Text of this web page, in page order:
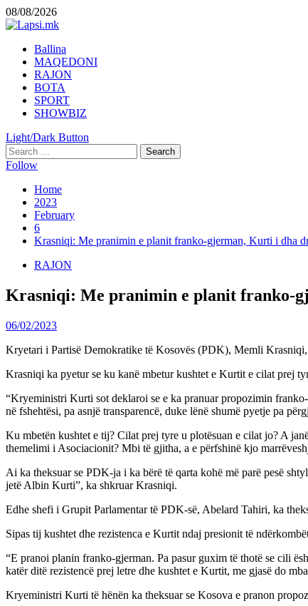
Skip
to
08/08/2026
Primary
Menu
Ballina
MAQEDONI
RAJON
BOTA
SPORT
SHOWBIZ
Light/Dark Button
Search
for:
Follow
Home
2023
February
6
Krasniqi: Me pranimin e planit franko-gjerman, Kurti i dha
RAJON
Krasniqi: Me pranimin e planit franko-
06/02/2023
Kryetari i Partisë Demokratike të Kosovës (PDK), Memli
Krasniqi ka pyetur se ku kanë mbetur kushtet e Kurtit e cilat prej
“Kryeministri Kurti sot deklaroi se e ka pranuar propozimin
në fshehtësi, pa asnjë transparencë, duke lënë shumë pyetje pa
Ku mbetën kushtet e tij? Cilat prej tyre u plotësuan e cilat jo? A
themelimi i Asociacionit? Mbi të gjitha, a e përfshinë kjo
Ai ka theksuar se PDK-ja i ka bërë të qarta kohë më parë pesë
jetë Albin Kurti”, ka shkruar Krasniqi.
Edhe shefi i Grupit Parlamentar të PDK-së, Abelard Tahiri, ka
Sipas tij kushtet dhe rezistenca e Kurtit ndaj presionit të
“E pranoi planin franko-gjerman. Pa pasur guxim të thotë se cili
katër ditë rezistencë prej letre dhe kushtet e Kurtit, me gjasë do
Kryeministri Kurti të hënën ka theksuar se Kosova e pranon